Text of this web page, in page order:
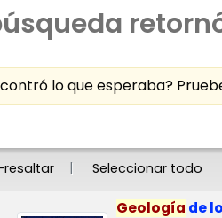
lo que esperaba?
resaltar Seleccionar todo
Geología de